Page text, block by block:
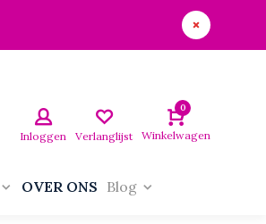
Inloggen Verlanglijst
0
Winkelwagen
OVER ONS Blog